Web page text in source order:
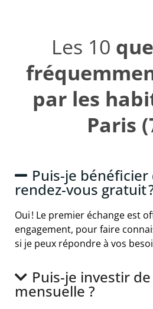
Les 10
par les
Paris
Puis-je bénéficier
rendez-vous gratuit
Oui ! Le premier échange est
engagement, pour faire
si je peux répondre à vos
Puis-je investir
mensuelle ?